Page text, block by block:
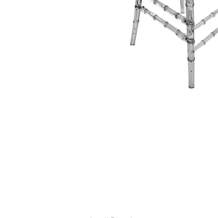
ИЗДЕЛИЯ ДЛЯ КОМФОРТА
ТЕХНИЧЕСКОЕ ОБОРУДОВАНИЕ